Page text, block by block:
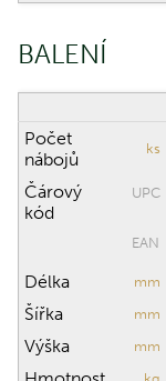
BALENÍ
Počet
nábojů
ks
Čárový
kód
UPC
EAN
Délka
mm
Šířka mm
Výška mm